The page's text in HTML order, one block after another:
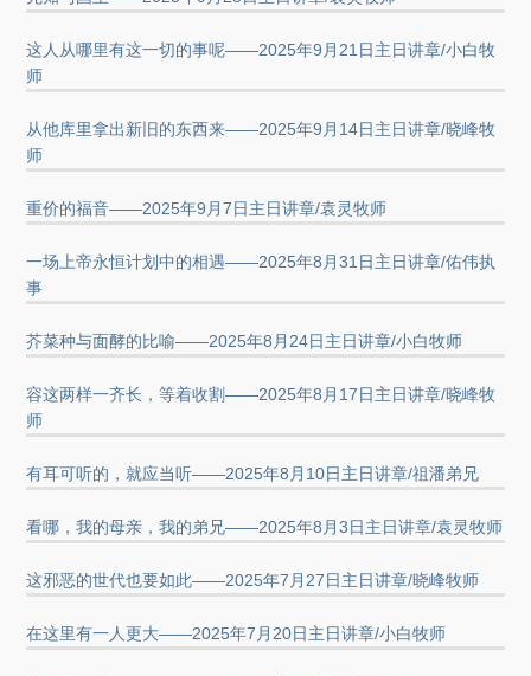
这人从哪里有这一切的事呢——2025年9月21日主日讲章/小白牧
师
从他库里拿出新旧的东西来——2025年9月14日主日讲章/晓峰牧
师
重价的福音——2025年9月7日主日讲章/袁灵牧师
一场上帝永恒计划中的相遇——2025年8月31日主日讲章/佑伟执
事
芥菜种与面酵的比喻——2025年8月24日主日讲章/小白牧师
容这两样一齐长，等着收割——2025年8月17日主日讲章/晓峰牧
师
有耳可听的，就应当听——2025年8月10日主日讲章/祖潘弟兄
看哪，我的母亲，我的弟兄——2025年8月3日主日讲章/袁灵牧师
这邪恶的世代也要如此——2025年7月27日主日讲章/晓峰牧师
在这里有一人更大——2025年7月20日主日讲章/小白牧师